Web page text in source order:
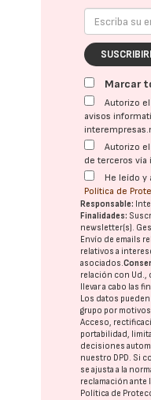
Marcar
Autorizo
avisos
Autorizo
de terceros
He leído
Política de
Responsable:
Finalidades:
newsletter(s).
Envío de emails
relativos a
asociados.
relación con Ud.,
llevar a cabo las
Los datos
grupo por
Acceso,
portabilidad,
decisiones
nuestro DPD. Si
se ajusta a la
reclamación ante
Política de